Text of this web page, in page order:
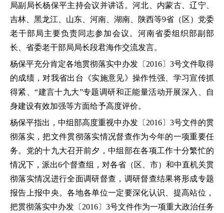
局副局长杨保平主持会议并讲话。河北、内蒙古、辽宁、
吉林、黑龙江、山东、河南、湖南、陕西等9省（区）党委
老干部局主要负责同志参加会议。河南省委组织部副部
长、省委老干部局局长段君海作交流发言。
杨保平充分肯定各地贯彻落实中办发〔2016〕3号文件取得
的成绩，对我省出台《实施意见》操作性强、学习宣传抓
得紧、“建言十九大”专题调研和正能量活动开展深入、自
身建设有效加强等方面给予高度评价。
杨保平指出，中组部高度重视中办发〔2016〕3号文件的贯
彻落实，把文件贯彻落实情况督查作为今年的一项重要任
务。党的十九大召开前夕，中组部在各项工作十分繁忙的
情况下，派出6个督查组，对各省（区、市）和中直机关贯
彻落实情况进行全面调研督查，调研督查结果将形成专题
报告上报中央。各地各单位一定要深化认识、提高站位，
把贯彻落实中办发〔2016〕3号文件作为一项重大政治任务